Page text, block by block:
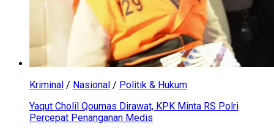
Kriminal / Nasional / Politik & Hukum
Yaqut Cholil Qoumas Dirawat, KPK Minta RS Polri
Percepat Penanganan Medis